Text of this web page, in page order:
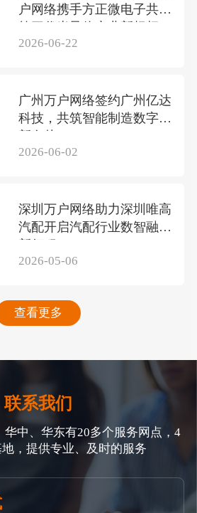
户网络携手方正微电子共筑
2026-06-22
广州万户网络签约广州亿达
科技，共筑智能制造数字化
新名片
2026-06-02
深圳万户网络助力深圳唯高
汽配开启汽配行业数智融合
新征程
2026-05-06
查看更多
联系我们
中、华东有20多个服务网点，4
，提供专业、及时的服务